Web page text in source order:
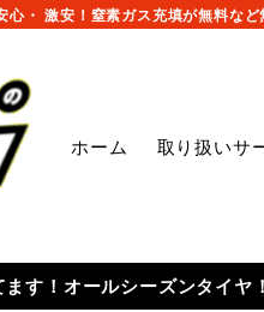
・ 激安！窒素ガス充填が無料な
ホーム 取り扱いサ
ます！オールシーズンタイヤ！